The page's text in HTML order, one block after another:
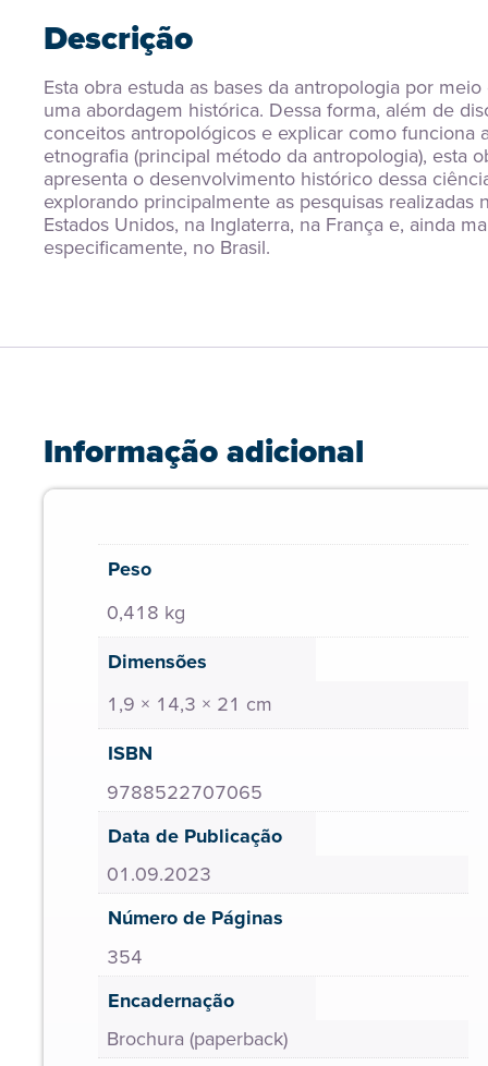
Descrição
Esta obra estuda as bases da antropologia por meio
uma abordagem histórica. Dessa forma, além de
conceitos antropológicos e explicar como funciona
etnografia (principal método da antropologia), esta
apresenta o desenvolvimento histórico dessa
explorando principalmente as pesquisas realizadas
Estados Unidos, na Inglaterra, na França e, ainda
especificamente, no Brasil.
Informação adicional
Peso
0,418 kg
Dimensões
1,9 × 14,3 × 21 cm
ISBN
9788522707065
Data de Publicação
01.09.2023
Número de Páginas
354
Encadernação
Brochura (paperback)